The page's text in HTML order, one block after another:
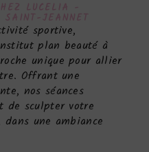
LUCELIA -
JEANNET
sportive,
plan beauté à
unique pour allier
Offrant une
nos séances
de sculpter votre
une ambiance